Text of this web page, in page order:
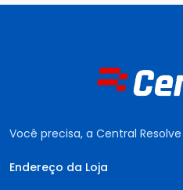
Você precisa, a Central Resolve
Endereço da Loja